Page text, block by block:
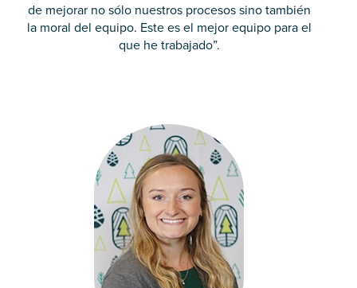
de mejorar no sólo nuestros procesos sino también
la moral del equipo. Este es el mejor equipo para el
que he trabajado”.